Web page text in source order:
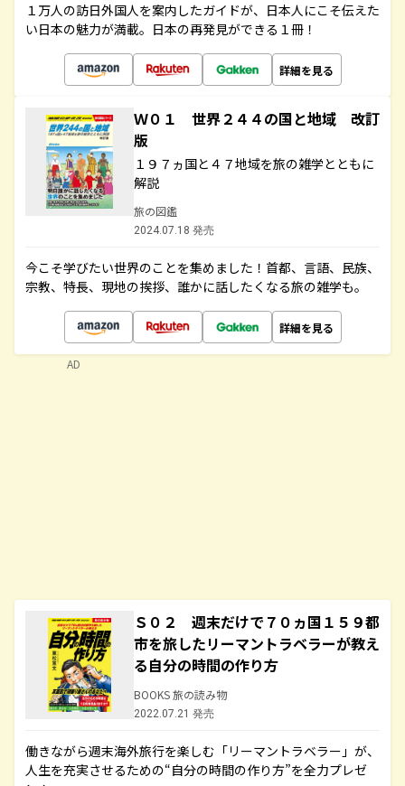
１万人の訪日外国人を案内したガイドが、日本人にこそ伝えた
い日本の魅力が満載。日本の再発見ができる１冊！
詳細を見る
Ｗ０１ 世界２４４の国と地域 改訂
版
１９７ヵ国と４７地域を旅の雑学とともに
解説
旅の図鑑
2024.07.18 発売
今こそ学びたい世界のことを集めました！首都、言語、民族、
宗教、特長、現地の挨拶、誰かに話したくなる旅の雑学も。
詳細を見る
Ｓ０２ 週末だけで７０ヵ国１５９都
市を旅したリーマントラベラーが教え
る自分の時間の作り方
BOOKS 旅の読み物
2022.07.21 発売
働きながら週末海外旅行を楽しむ「リーマントラベラー」が、
人生を充実させるための“自分の時間の作り方”を全力プレゼ
AD